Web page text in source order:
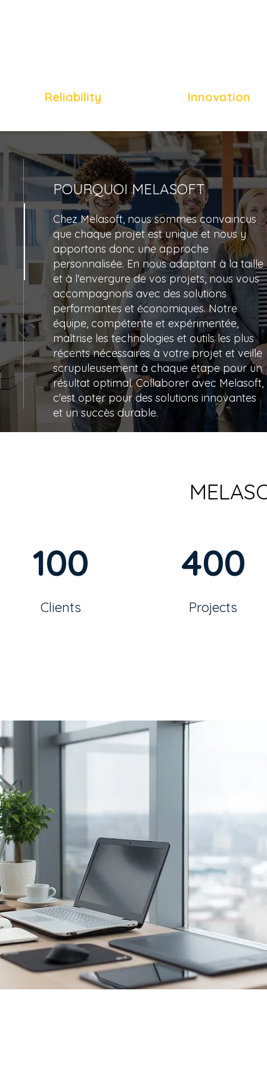
Reliability Innovation
POURQUOI MELASOFT
Chez Melasoft, nous sommes convaincus
que chaque projet est unique et nous y
apportons donc une approche
personnalisée. En nous adaptant à la taille
et à l'envergure de vos projets, nous vous
accompagnons avec des solutions
performantes et économiques. Notre
équipe, compétente et expérimentée,
maîtrise les technologies et outils les plus
récents nécessaires à votre projet et veille
scrupuleusement à chaque étape pour un
résultat optimal. Collaborer avec Melasoft,
c'est opter pour des solutions innovantes
et un succès durable.
100
Clients
400
Projects